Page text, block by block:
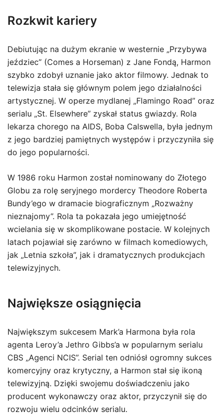
Rozkwit kariery
Debiutując na dużym ekranie w westernie „Przybywa
jeździec” (Comes a Horseman) z Jane Fondą, Harmon
szybko zdobył uznanie jako aktor filmowy. Jednak to
telewizja stała się głównym polem jego działalności
artystycznej. W operze mydlanej „Flamingo Road” oraz
serialu „St. Elsewhere” zyskał status gwiazdy. Rola
lekarza chorego na AIDS, Boba Calswella, była jednym
z jego bardziej pamiętnych występów i przyczyniła się
do jego popularności.
W 1986 roku Harmon został nominowany do Złotego
Globu za rolę seryjnego mordercy Theodore Roberta
Bundy’ego w dramacie biograficznym „Rozważny
nieznajomy”. Rola ta pokazała jego umiejętność
wcielania się w skomplikowane postacie. W kolejnych
latach pojawiał się zarówno w filmach komediowych,
jak „Letnia szkoła”, jak i dramatycznych produkcjach
telewizyjnych.
Największe osiągnięcia
Największym sukcesem Mark’a Harmona była rola
agenta Leroy’a Jethro Gibbs’a w popularnym serialu
CBS „Agenci NCIS”. Serial ten odniósł ogromny sukces
komercyjny oraz krytyczny, a Harmon stał się ikoną
telewizyjną. Dzięki swojemu doświadczeniu jako
producent wykonawczy oraz aktor, przyczynił się do
rozwoju wielu odcinków serialu.